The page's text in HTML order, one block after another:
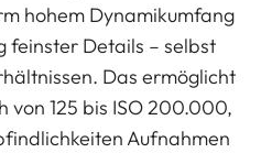
hohem Dynamikumfang
feinster Details – selbst
Das ermöglicht
von 125 bis ISO 200.000,
Aufnahmen